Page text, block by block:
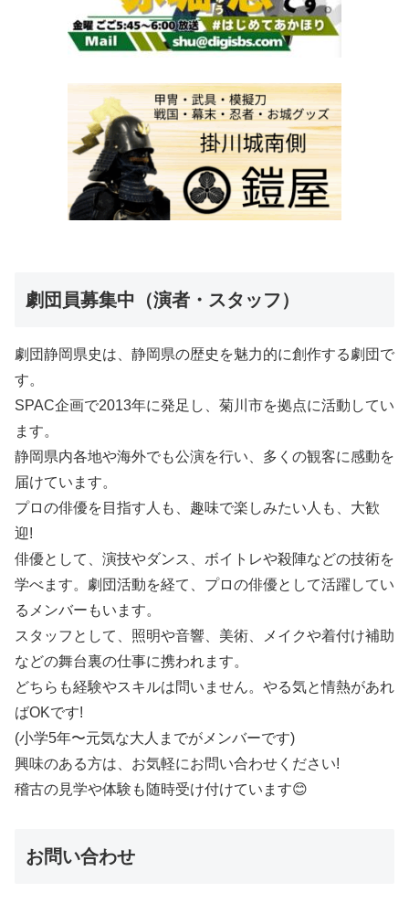
劇団員募集中（演者・スタッフ）
劇団静岡県史は、静岡県の歴史を魅力的に創作する劇団で
す。
SPAC企画で2013年に発足し、菊川市を拠点に活動してい
ます。
静岡県内各地や海外でも公演を行い、多くの観客に感動を
届けています。
プロの俳優を目指す人も、趣味で楽しみたい人も、大歓
迎!
俳優として、演技やダンス、ボイトレや殺陣などの技術を
学べます。劇団活動を経て、プロの俳優として活躍してい
るメンバーもいます。
スタッフとして、照明や音響、美術、メイクや着付け補助
などの舞台裏の仕事に携われます。
どちらも経験やスキルは問いません。やる気と情熱があれ
ばOKです!
(小学5年〜元気な大人までがメンバーです)
興味のある方は、お気軽にお問い合わせください!
稽古の見学や体験も随時受け付けています😊
お問い合わせ